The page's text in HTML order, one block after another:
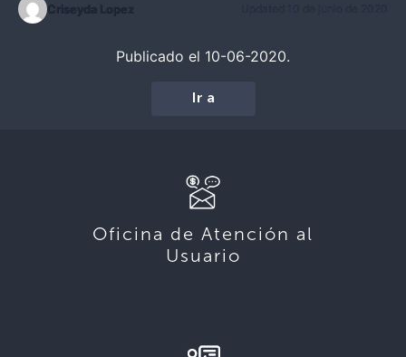
Criseyda Lopez
Publicado el 10-06-2020.
Ir a
Oficina de Atención al
Usuario